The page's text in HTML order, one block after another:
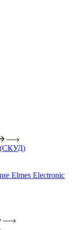
(СКУД)
Elmes Electronic